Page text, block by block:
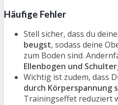
Häufige Fehler
Stell sicher, dass du deine
beugst, sodass deine
zum Boden sind.
Ellenbogen und
Wichtig ist zudem, dass
durch Körperspannung
Trainingseffet reduziert